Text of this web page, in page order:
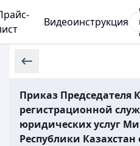
Видеоинструкция
Приказ Председателя
регистрационной
юридических услуг
Республики Казахстан